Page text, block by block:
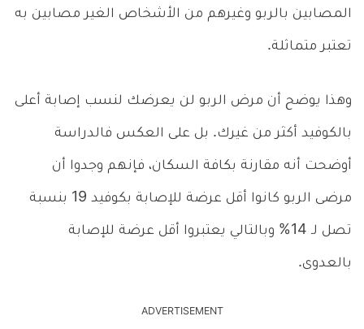
المصابين بالربو وغيرهم من الأشخاص الغير مصابين به
تعتبر متماثلة.
وهذا يوضح أن مرض الربو لن يعرضك لنسب إصابة أعلى
بالكوفيد أكثر من غيرك. بل على العكس فالدراسة
أوضحت أنه مقارنة بكافة السكان، فإنهم وجدوا أن
مرضى الربو كانوا أقل عرضة للإصابة بكوفيد 19 بنسبة
تصل لـ 14% وبالتالي يعتبروا أقل عرضة للإصابة
بالعدوى.
ADVERTISEMENT